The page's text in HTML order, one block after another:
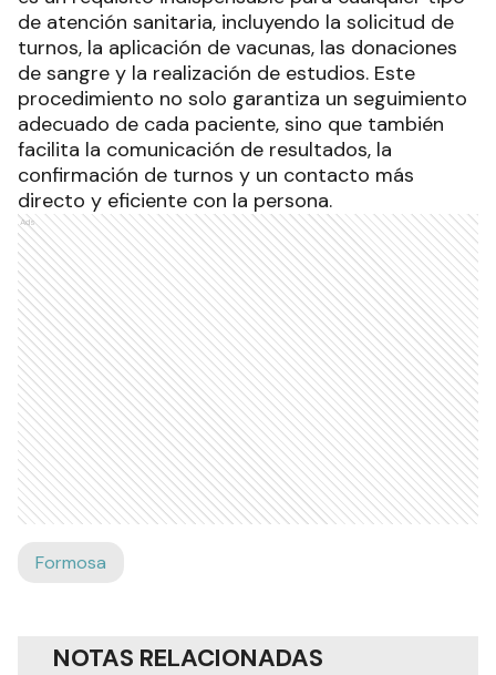
de atención sanitaria, incluyendo la solicitud de
turnos, la aplicación de vacunas, las donaciones
de sangre y la realización de estudios. Este
procedimiento no solo garantiza un seguimiento
adecuado de cada paciente, sino que también
facilita la comunicación de resultados, la
confirmación de turnos y un contacto más
directo y eficiente con la persona.
Ads
Formosa
NOTAS RELACIONADAS